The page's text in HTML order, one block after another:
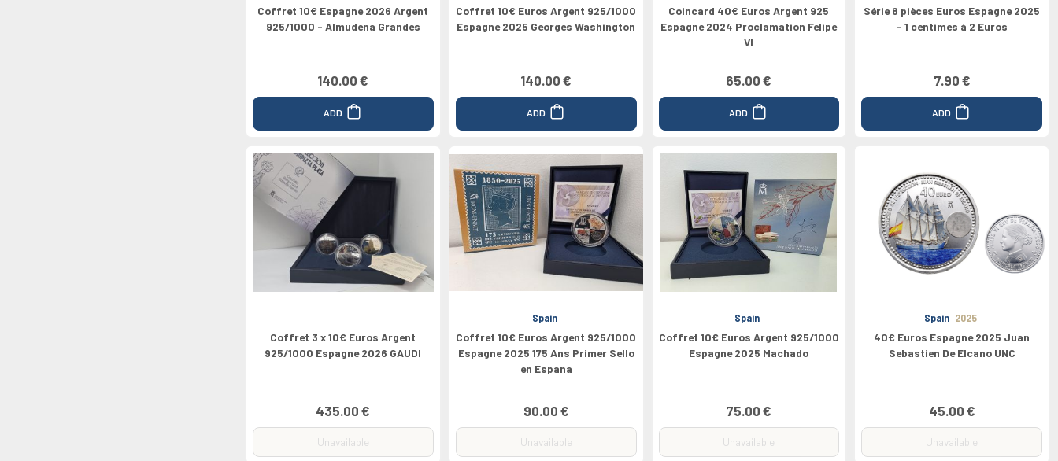
Coffret 10€ Espagne 2026 Argent
925/1000 - Almudena Grandes
140.00 €
ADD
Coffret 10€ Euros Argent 925/1000
Espagne 2025 Georges Washington
140.00 €
ADD
Coincard 40€ Euros Argent 925
Espagne 2024 Proclamation Felipe
VI
65.00 €
ADD
Série 8 pièces Euros Espagne 2025
- 1 centimes à 2 Euros
7.90 €
ADD
Coffret 3 x 10€ Euros Argent
925/1000 Espagne 2026 GAUDI
435.00 €
Unavailable
Spain
Coffret 10€ Euros Argent 925/1000
Espagne 2025 175 Ans Primer Sello
en Espana
90.00 €
Unavailable
Spain
Coffret 10€ Euros Argent 925/1000
Espagne 2025 Machado
75.00 €
Unavailable
Spain 2025
40€ Euros Espagne 2025 Juan
Sebastien De Elcano UNC
45.00 €
Unavailable